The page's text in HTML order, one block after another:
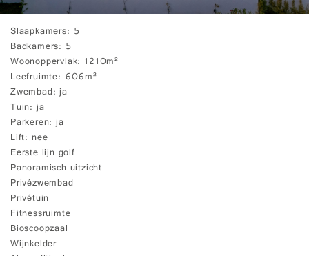
Slaapkamers 5
Badkamers 5
Woonoppervlak 1210m²
Leefruimte 606m²
Zwembad ja
Tuin ja
Parkeren ja
Lift nee
Eerste lijn golf
Panoramisch uitzicht
Privézwembad
Privétuin
Fitnessruimte
Bioscoopzaal
Wijnkelder